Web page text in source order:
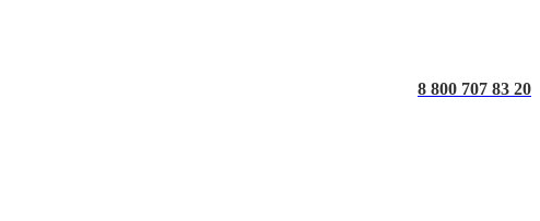
8 800 707 83 20